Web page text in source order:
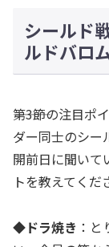
シールド
ルドバロ
―――第3節の注目
ダー同士のシー
開前日に聞いて
トを教えてくだ
◆ドラ焼き ：